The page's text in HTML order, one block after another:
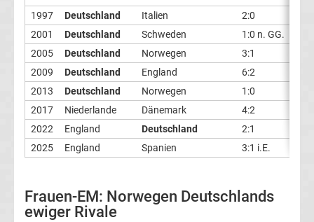
League
Tabelle
Europa
League
Ergebnisse
Conference
1997
Deutschland Italien
2:0
2001
Deutschland Schweden
1:0 n. GG.
2005
Deutschland Norwegen
3:1
2009
Deutschland England
6:2
2013
Deutschland Norwegen
1:0
2017
Niederlande Dänemark
4:2
2022
England Deutschland
2:1
2025
England Spanien 3:1 i.E.
Frauen-EM: Norwegen Deutschlands
ewiger Rivale